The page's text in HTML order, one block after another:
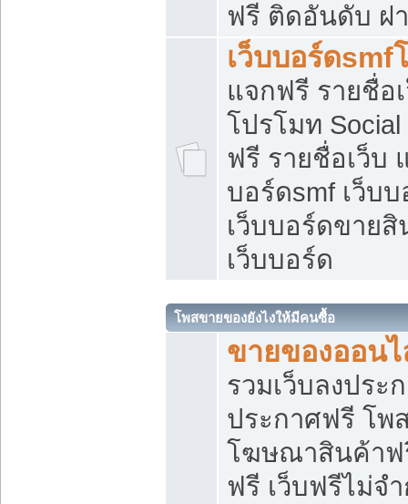
ฟรี ติดอันดับ ฝ
เว็บบอร์ดsmf
แจกฟรี รายชื่อ
โปรโมท
ฟรี รายชื่อเว็บ
บอร์ดsmf เว็บ
เว็บบอร์ดขาย
เว็บบอร์ด
โพสขายของยังไงให้มีคนซื้อ
ขายของออน
รวมเว็บลงประ
ประกาศฟรี โพ
โฆษณาสินค้าฟ
ฟรี เว็บฟรีไม่จ